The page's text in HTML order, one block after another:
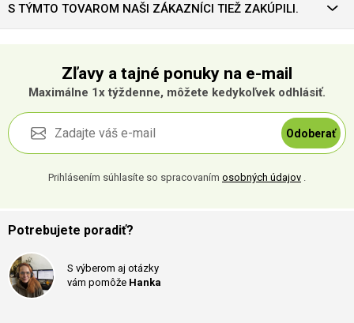
S TÝMTO TOVAROM NAŠI ZÁKAZNÍCI TIEŽ ZAKÚPILI.
Zľavy a tajné ponuky na e-mail
Maximálne 1x týždenne, môžete kedykoľvek odhlásiť.
Odoberať
Prihlásením súhlasíte so spracovaním osobných údajov .
Potrebujete poradiť?
S výberom aj otázky
vám pomôže Hanka